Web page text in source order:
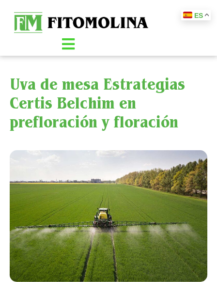
Uva de mesa Estrategias
Certis Belchim en
prefloración y floración
ES